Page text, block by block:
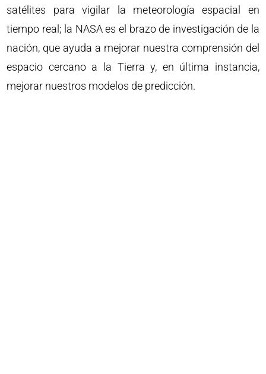
satélites para vigilar la meteorología espacial en
tiempo real; la NASA es el brazo de investigación de la
nación, que ayuda a mejorar nuestra comprensión del
espacio cercano a la Tierra y, en última instancia,
mejorar nuestros modelos de predicción.